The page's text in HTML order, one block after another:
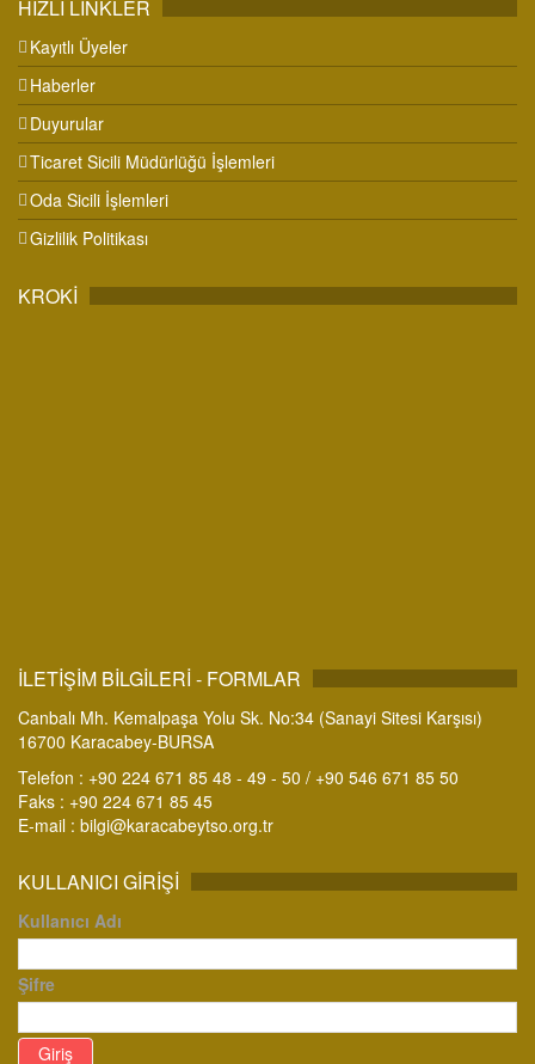
HIZLI LİNKLER
Kayıtlı Üyeler
Haberler
Duyurular
Ticaret Sicili Müdürlüğü İşlemleri
Oda Sicili İşlemleri
Gizlilik Politikası
KROKİ
İLETİŞİM BİLGİLERİ - FORMLAR
Canbalı Mh. Kemalpaşa Yolu Sk. No:34 (Sanayi Sitesi Karşısı)
16700 Karacabey-BURSA
Telefon : +90 224 671 85 48 - 49 - 50 / +90 546 671 85 50
Faks : +90 224 671 85 45
E-mail : bilgi@karacabeytso.org.tr
KULLANICI GIRIŞI
Kullanıcı Adı
Şifre